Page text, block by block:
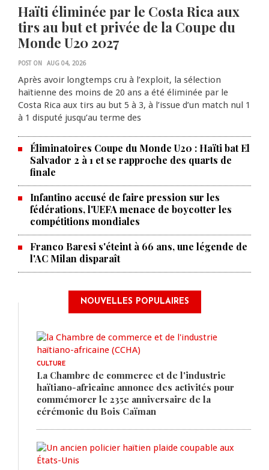
Haïti éliminée par le Costa Rica aux
tirs au but et privée de la Coupe du
Monde U20 2027
POST ON AUG 04, 2026
Après avoir longtemps cru à l’exploit, la sélection
haïtienne des moins de 20 ans a été éliminée par le
Costa Rica aux tirs au but 5 à 3, à l’issue d’un match nul 1
à 1 disputé jusqu’au terme des
Éliminatoires Coupe du Monde U20 : Haïti bat El
Salvador 2 à 1 et se rapproche des quarts de
finale
Infantino accusé de faire pression sur les
fédérations, l'UEFA menace de boycotter les
compétitions mondiales
Franco Baresi s'éteint à 66 ans, une légende de
l'AC Milan disparaît
NOUVELLES POPULAIRES
CULTURE
La Chambre de commerce et de l'industrie
haïtiano-africaine annonce des activités pour
commémorer le 235e anniversaire de la
cérémonie du Bois Caïman